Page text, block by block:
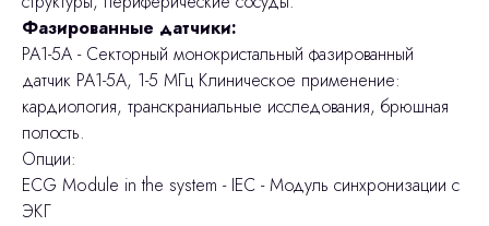
Фазированные датчики:
PA1-5A - Секторный монокристальный фазированный
датчик PA1-5A, 1-5 МГц Клиническое применение:
кардиология, транскраниальные исследования, брюшная
полость.
Опции:
ECG Module in the system - IEC - Модуль синхронизации с
ЭКГ